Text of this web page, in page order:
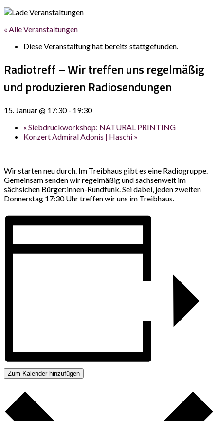
« Alle Veranstaltungen
Diese Veranstaltung hat bereits stattgefunden.
Radiotreff – Wir treffen uns regelmäßig
und produzieren Radiosendungen
15. Januar @ 17:30- 19:30
« Siebdruckworkshop: NATURAL PRINTING
Konzert Admiral Adonis | Haschi »
Wir starten neu durch. Im Treibhaus gibt es eine Radiogruppe.
Gemeinsam senden wir regelmäßig und sachsenweit im
sächsichen Bürger:innen-Rundfunk. Sei dabei, jeden zweiten
Donnerstag 17:30 Uhr treffen wir uns im Treibhaus.
Zum Kalender hinzufügen